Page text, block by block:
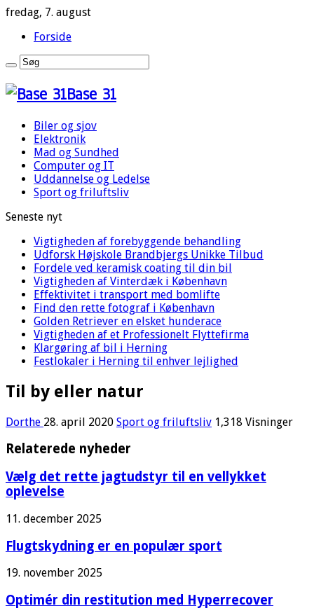
fredag, 7. august
Forside
Base 31
Biler og sjov
Elektronik
Mad og Sundhed
Computer og IT
Uddannelse og Ledelse
Sport og friluftsliv
Seneste nyt
Vigtigheden af forebyggende behandling
Udforsk Højskole Brandbjergs Unikke Tilbud
Fordele ved keramisk coating til din bil
Vigtigheden af Vinterdæk i København
Effektivitet i transport med bomlifte
Find den rette fotograf i København
Golden Retriever en elsket hunderace
Vigtigheden af et Professionelt Flyttefirma
Klargøring af bil i Herning
Festlokaler i Herning til enhver lejlighed
Til by eller natur
Dorthe 28. april 2020 Sport og friluftsliv 1,318 Visninger
Relaterede nyheder
Vælg det rette jagtudstyr til en vellykket
oplevelse
11. december 2025
Flugtskydning er en populær sport
19. november 2025
Optimér din restitution med Hyperrecover